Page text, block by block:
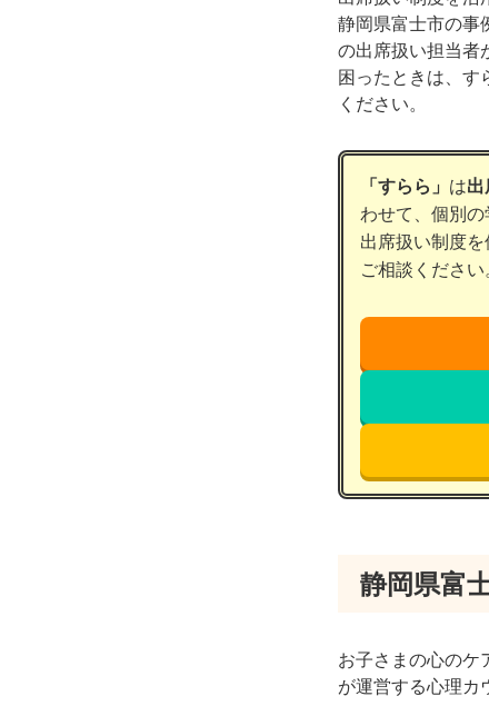
静岡県富士市の事
の出席扱い担当者
困ったときは、す
ください。
「すらら」 は
わせて、個別
出席扱い制度
ご相談ください。
静岡県富
お子さまの心のケ
が運営する心理カ